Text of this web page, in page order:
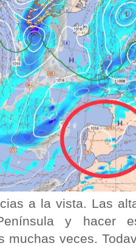
a la vista. Las
y hacer
muchas veces.